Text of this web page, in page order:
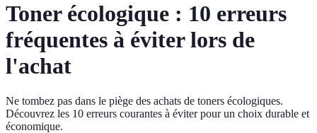
Toner écologique : 10 erreurs
fréquentes à éviter lors de
l'achat
Ne tombez pas dans le piège des achats de toners écologiques.
Découvrez les 10 erreurs courantes à éviter pour un choix durable et
économique.